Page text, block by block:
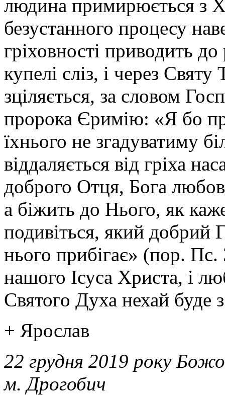
людина примирюється з
безустанного процесу
гріховності приводить
купелі сліз, і через
зціляється, за словом
пророка Єримію: «Я бо
їхнього не згадуватиму
віддаляється від гріха
доброго Отця, Бога
а біжить до Нього, як
подивіться, який добрий
нього прибігає» (пор.
нашого Ісуса Христа, і
Святого Духа нехай буде
+ Ярослав
22 грудня 2019 року
м. Дрогобич